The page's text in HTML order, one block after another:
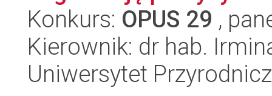
Konkurs: OPUS 29 ,
Kierownik: dr hab.
Uniwersytet